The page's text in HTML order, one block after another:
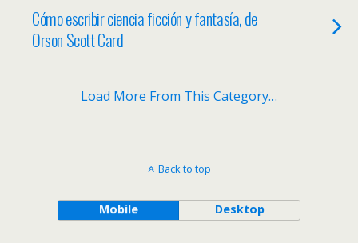
Cómo escribir ciencia ficción y fantasía, de
Orson Scott Card
Load More From This Category…
Back to top
Mobile Desktop